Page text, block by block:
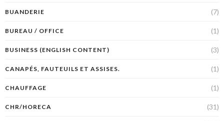
BUANDERIE (7)
BUREAU / OFFICE (1)
BUSINESS (ENGLISH CONTENT) (3)
CANAPÉS, FAUTEUILS ET ASSISES. (1)
CHAUFFAGE (1)
CHR/HORECA (31)